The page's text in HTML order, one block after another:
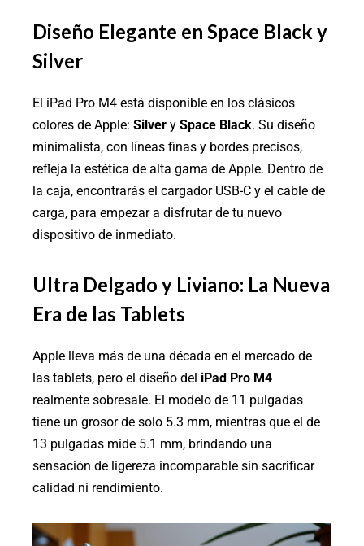
Diseño Elegante en Space Black y
Silver
El iPad Pro M4 está disponible en los clásicos
colores de Apple: Silver y Space Black. Su diseño
minimalista, con líneas finas y bordes precisos,
refleja la estética de alta gama de Apple. Dentro de
la caja, encontrarás el cargador USB-C y el cable de
carga, para empezar a disfrutar de tu nuevo
dispositivo de inmediato.
Ultra Delgado y Liviano: La Nueva
Era de las Tablets
Apple lleva más de una década en el mercado de
las tablets, pero el diseño del iPad Pro M4
realmente sobresale. El modelo de 11 pulgadas
tiene un grosor de solo 5.3 mm, mientras que el de
13 pulgadas mide 5.1 mm, brindando una
sensación de ligereza incomparable sin sacrificar
calidad ni rendimiento.